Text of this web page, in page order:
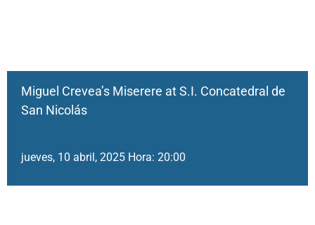
Miguel Crevea’s Miserere at S.I. Concatedral de
San Nicolás
jueves, 10 abril, 2025 Hora: 20:00